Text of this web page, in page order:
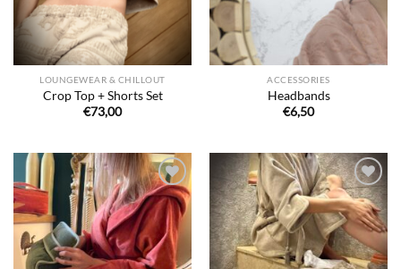
LOUNGEWEAR & CHILLOUT
Crop Top + Shorts Set
€73,00
ACCESSORIES
Headbands
€6,50
Ajouter
à la liste
de
souhaits
Ajouter
à la liste
de
souhaits